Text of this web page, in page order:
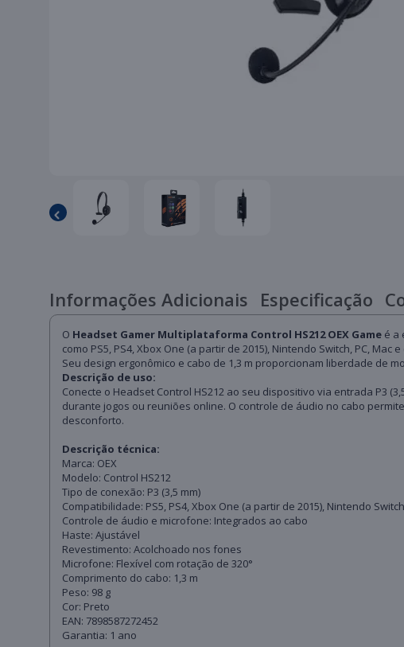
Informações Adicionais Especificação
O Headset Gamer Multiplataforma Control HS212 OEX Game é a
como PS5, PS4, Xbox One (a partir de 2015), Nintendo Switch, PC,
Seu design ergonômico e cabo de 1,3 m proporcionam liberdade de
Descrição de uso:
Conecte o Headset Control HS212 ao seu dispositivo via entrada P3
durante jogos ou reuniões online. O controle de áudio no cabo
desconforto.
Descrição técnica:
Marca: OEX
Modelo: Control HS212
Tipo de conexão: P3 (3,5 mm)
Compatibilidade: PS5, PS4, Xbox One (a partir de 2015), Nintendo
Controle de áudio e microfone: Integrados ao cabo
Haste: Ajustável
Revestimento: Acolchoado nos fones
Microfone: Flexível com rotação de 320°
Comprimento do cabo: 1,3 m
Peso: 98 g
Cor: Preto
EAN: 7898587272452
Garantia: 1 ano